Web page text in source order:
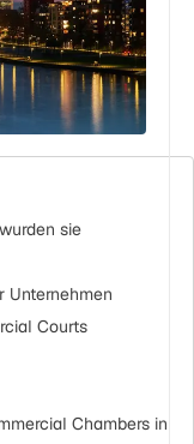
sie
Unternehmen
Courts
Chambers in